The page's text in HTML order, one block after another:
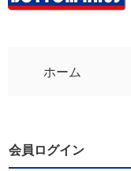
ホーム
会員ログイン